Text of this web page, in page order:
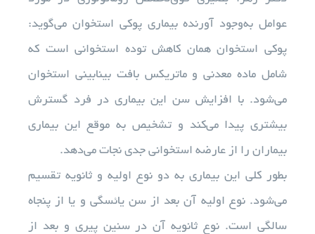
عوامل به‌وجود آورنده بیماری پوکی استخوان می‌گوید:
پوکی استخوان همان کاهش توده استخوانی است که
شامل ماده معدنی و ماتریکس بافت بینابینی استخوان
می‌شود. با افزایش سن این بیماری در فرد گسترش
بیشتری پیدا می‌کند و تشخیص به موقع این بیماری
بیماران را از عارضه استخوانی جدی نجات می‌دهد.
بطور کلی این بیماری به دو نوع اولیه و ثانویه تقسیم
می‌شود. نوع اولیه آن بعد از سن یائسگی و یا از پنجاه
سالگی است. نوع ثانویه آن در سنین پیری و بعد از